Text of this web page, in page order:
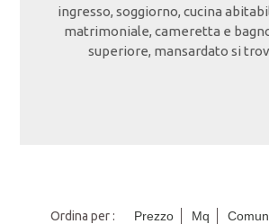
ingresso, soggiorno, cucina
matrimoniale, cameretta e
superiore, mansardato si
Ordina per : Prezzo Mq